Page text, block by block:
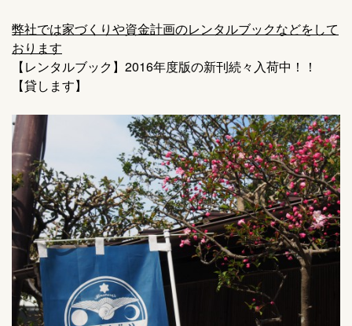
弊社では家づくりや資金計画のレンタルブックなどをして
おります
【レンタルブック】2016年度版の新刊続々入荷中！！
【貸します】